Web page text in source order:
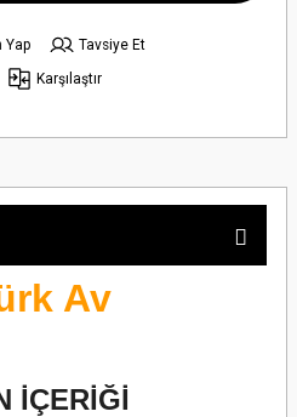
Yap
Tavsiye Et
Karşılaştır
Av
İÇERİĞİ